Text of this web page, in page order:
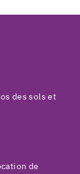
des sols et
de